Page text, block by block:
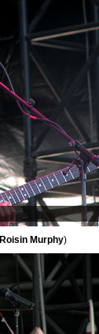
Roisin Murphy)